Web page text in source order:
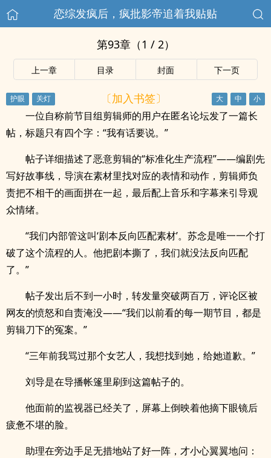
恋综发疯后，疯批影帝追着我贴贴
第93章（1 / 2）
上一章 目录 封面 下一页
〔加入书签〕
一位自称前节目组剪辑师的用户在匿名论坛发了一篇长
帖，标题只有四个字：“我有话要说。”
帖子详细描述了恶意剪辑的“标准化生产流程”——编剧先
写好故事线，导演在素材里找对应的表情和动作，剪辑师负
责把不相干的画面拼在一起，最后配上音乐和字幕来引导观
众情绪。
“我们内部管这叫‘剧本反向匹配素材’。苏念是唯一一个打
破了这个流程的人。他把剧本撕了，我们就没法反向匹配
了。”
帖子发出后不到一小时，转发量突破两百万，评论区被
网友的愤怒和自责淹没——“我们以前看的每一期节目，都是
剪辑刀下的冤案。”
“三年前我骂过那个女艺人，我想找到她，给她道歉。”
刘导是在导播帐篷里刷到这篇帖子的。
他面前的监视器已经关了，屏幕上倒映着他摘下眼镜后
疲惫不堪的脸。
助理在旁边手足无措地站了好一阵，才小心翼翼地问：